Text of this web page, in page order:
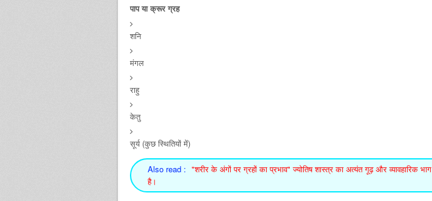
पाप या क्रूर ग्रह
शनि
मंगल
राहु
केतु
सूर्य (कुछ स्थितियों में)
Also read : "शरीर के अंगों पर ग्रहों का प्रभाव" ज्योतिष शास्त्र का अत्यंत गूढ़ और व्यावहारिक भाग
है।